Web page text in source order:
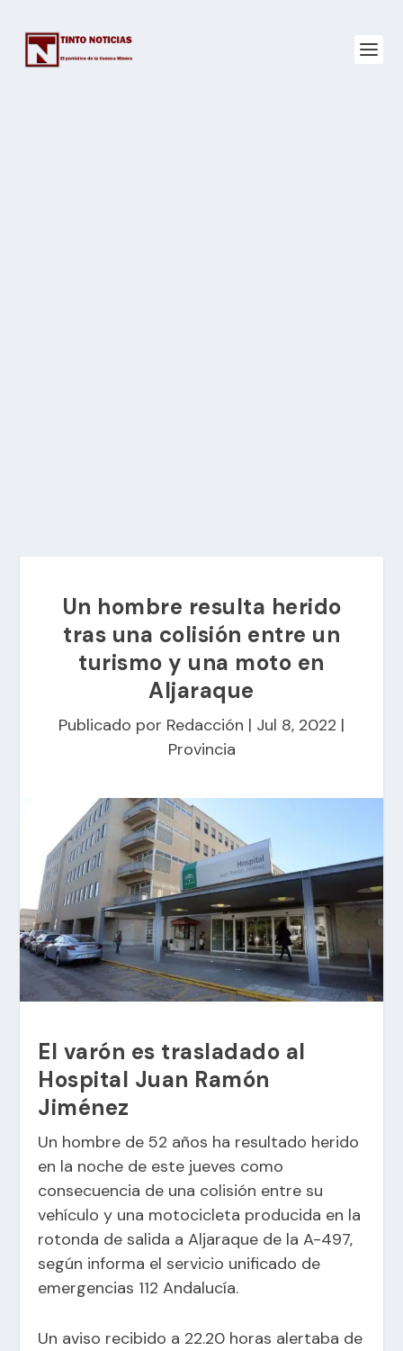
Un hombre resulta herido
tras una colisión entre un
turismo y una moto en
Aljaraque
Publicado por Redacción | Jul 8, 2022 |
Provincia
El varón es trasladado al
Hospital Juan Ramón
Jiménez
Un hombre de 52 años ha resultado herido
en la noche de este jueves como
consecuencia de una colisión entre su
vehículo y una motocicleta producida en la
rotonda de salida a Aljaraque de la A-497,
según informa el servicio unificado de
emergencias 112 Andalucía.
Un aviso recibido a 22.20 horas alertaba de